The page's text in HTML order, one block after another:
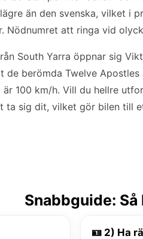
än den svenska, vilket i
Nödnumret att ringa vid
South Yarra öppnar sig
de berömda Twelve
är 100 km/h. Vill du hellre
ta sig dit, vilket gör bilen till
Snabbguide:
🪪 2) Ha